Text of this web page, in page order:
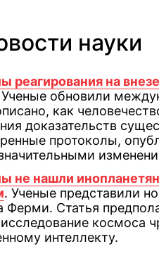
науки
реагирования на
Ученые обновили
как
доказательств
протоколы,
не нашли
. Ученые представили
Ферми. Статья
космоса
интеллекту.